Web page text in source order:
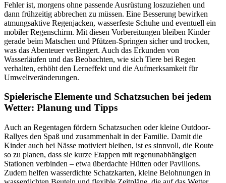
Fehler ist, morgens ohne passende Ausrüstung loszuziehen und
dann frühzeitig abbrechen zu müssen. Eine Besserung bewirken
atmungsaktive Regenjacken, wasserfeste Schuhe und eventuell ein
mobiler Regenschirm. Mit diesen Vorbereitungen bleiben Kinder
gerade beim Matschen und Pfützen-Springen sicher und trocken,
was das Abenteuer verlängert. Auch das Erkunden von
Wasserläufen und das Beobachten, wie sich Tiere bei Regen
verhalten, erhöht den Lerneffekt und die Aufmerksamkeit für
Umweltveränderungen.
Spielerische Elemente und Schatzsuchen bei jedem
Wetter: Planung und Tipps
Auch an Regentagen fördern Schatzsuchen oder kleine Outdoor-
Rallyes den Spaß und zusammenhalt in der Familie. Damit die
Kinder auch bei Nässe motiviert bleiben, ist es sinnvoll, die Route
so zu planen, dass sie kurze Etappen mit regenunabhängigen
Stationen verbinden – etwa überdachte Hütten oder Pavillons.
Zudem helfen wasserdichte Schatzkarten, kleine Belohnungen in